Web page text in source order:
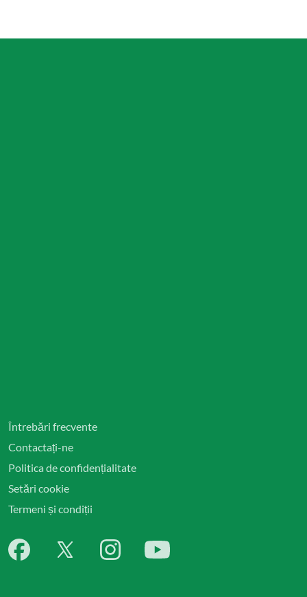
Întrebări frecvente
Contactați-ne
Politica de confidențialitate
Setări cookie
Termeni și condiții